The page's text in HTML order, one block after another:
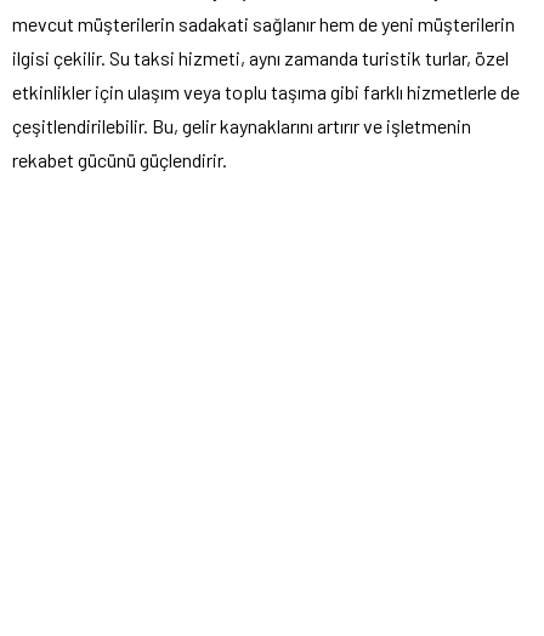
mevcut müşterilerin sadakati sağlanır hem de yeni müşterilerin
ilgisi çekilir. Su taksi hizmeti, aynı zamanda turistik turlar, özel
etkinlikler için ulaşım veya toplu taşıma gibi farklı hizmetlerle de
çeşitlendirilebilir. Bu, gelir kaynaklarını artırır ve işletmenin
rekabet gücünü güçlendirir.